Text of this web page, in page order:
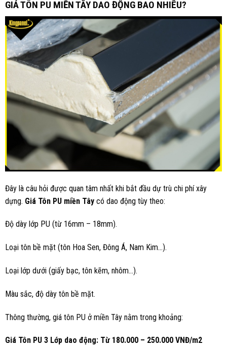
GIÁ TÔN PU MIỀN TÂY DAO ĐỘNG BAO NHIÊU?
Đây là câu hỏi được quan tâm nhất khi bắt đầu dự trù chi phí xây
dựng. Giá Tôn PU miền Tây có dao động tùy theo:
Độ dày lớp PU (từ 16mm – 18mm).
Loại tôn bề mặt (tôn Hoa Sen, Đông Á, Nam Kim…).
Loại lớp dưới (giấy bạc, tôn kẽm, nhôm…).
Màu sắc, độ dày tôn bề mặt.
Thông thường, giá tôn PU ở miền Tây nằm trong khoảng:
Giá Tôn PU 3 Lớp dao động: Từ 180.000 – 250.000 VNĐ/m2